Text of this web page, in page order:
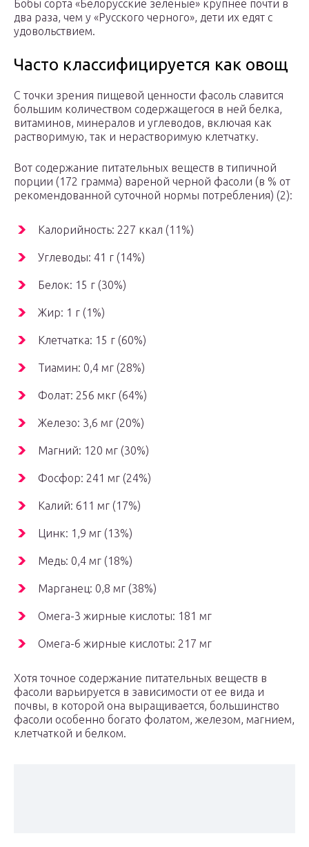
Бобы сорта «Белорусские зеленые» крупнее почти в
два раза, чем у «Русского черного», дети их едят с
удовольствием.
Часто классифицируется как овощ
С точки зрения пищевой ценности фасоль славится
большим количеством содержащегося в ней белка,
витаминов, минералов и углеводов, включая как
растворимую, так и нерастворимую клетчатку.
Вот содержание питательных веществ в типичной
порции (172 грамма) вареной черной фасоли (в % от
рекомендованной суточной нормы потребления) (2):
Калорийность: 227 ккал (11%)
Углеводы: 41 г (14%)
Белок: 15 г (30%)
Жир: 1 г (1%)
Клетчатка: 15 г (60%)
Тиамин: 0,4 мг (28%)
Фолат: 256 мкг (64%)
Железо: 3,6 мг (20%)
Магний: 120 мг (30%)
Фосфор: 241 мг (24%)
Калий: 611 мг (17%)
Цинк: 1,9 мг (13%)
Медь: 0,4 мг (18%)
Марганец: 0,8 мг (38%)
Омега-3 жирные кислоты: 181 мг
Омега-6 жирные кислоты: 217 мг
Хотя точное содержание питательных веществ в
фасоли варьируется в зависимости от ее вида и
почвы, в которой она выращивается, большинство
фасоли особенно богато фолатом, железом, магнием,
клетчаткой и белком.